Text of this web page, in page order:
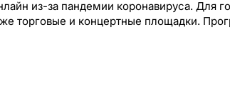
из-за пандемии коронавируса. Для
торговые и концертные площадки.